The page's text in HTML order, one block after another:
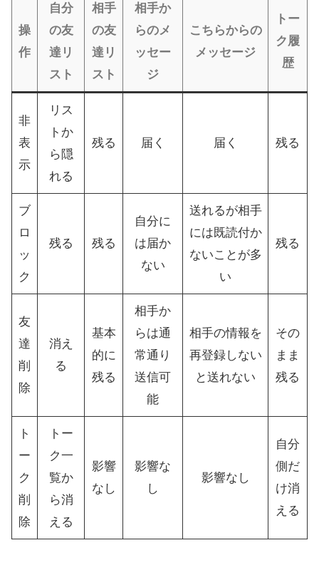
操
作
自分
の友
達リ
スト
相手
の友
達リ
スト
相手か
らのメ
ッセー
ジ
こちらからの
メッセージ
トー
ク履
歴
非
表
示
リス
トか
ら隠
れる
残る 届く 届く 残る
ブ
ロ
ッ
ク
残る 残る
自分に
は届か
ない
送れるが相手
には既読付か
ないことが多
い
残る
友
達
削
除
消え
る
基本
的に
残る
相手か
らは通
常通り
送信可
能
相手の情報を
再登録しない
と送れない
その
まま
残る
ト
ー
ク
削
除
トー
ク一
覧か
ら消
える
影響
なし
影響な
し
影響なし
自分
側だ
け消
える